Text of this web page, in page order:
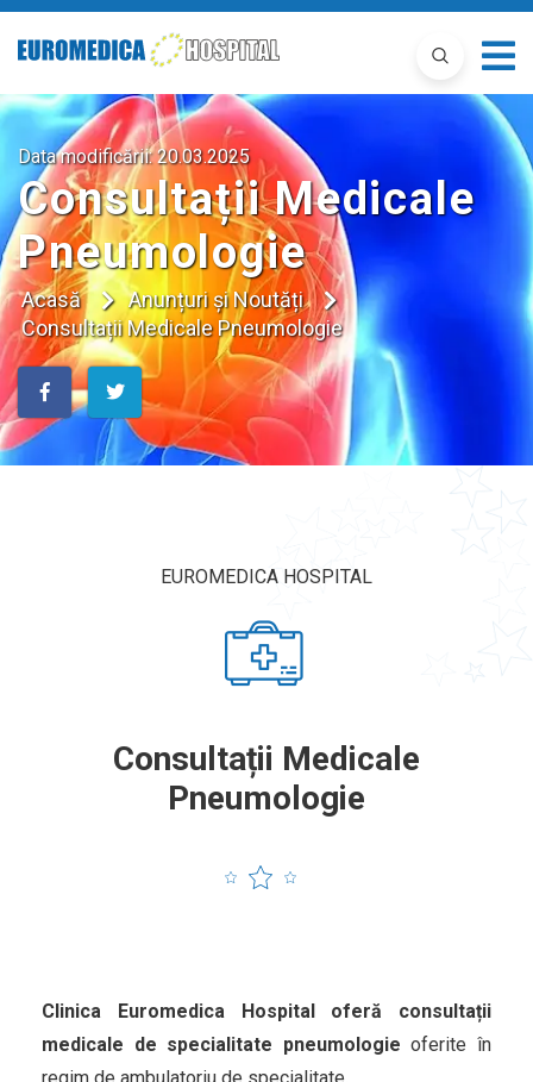
Data modificării:20.03.2025
Consultații Medicale
Pneumologie
Acasă
Anunțuri și Noutăți
Consultații Medicale Pneumologie
EUROMEDICA HOSPITAL
Consultații Medicale
Pneumologie
Clinica Euromedica Hospital oferă consultații
medicale de specialitate pneumologie oferite în